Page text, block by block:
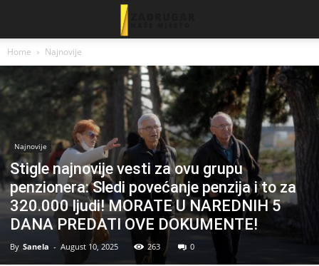
Home Najnovije
Najnovije
Stigle najnovije vesti za ovu grupu
penzionera: Sledi povećanje penzija i to za
320.000 ljudi! MORATE U NAREDNIH 5
DANA PREDATI OVE DOKUMENTE!
By Sanela - August 10, 2025 263 0